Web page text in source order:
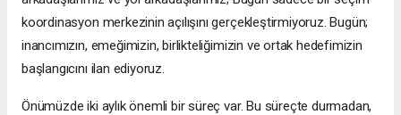
koordinasyon merkezinin açılışını gerçekleştirmiyoruz. Bugün;
inancımızın, emeğimizin, birlikteliğimizin ve ortak hedefimizin
başlangıcını ilan ediyoruz.
Önümüzde iki aylık önemli bir süreç var. Bu süreçte durmadan,